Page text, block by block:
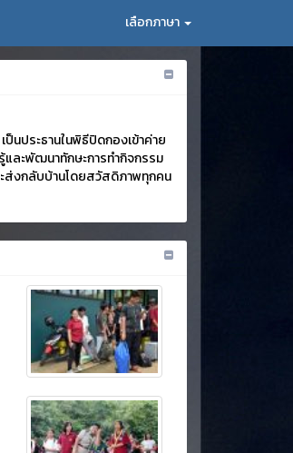
เลือกภาษา
นประธานในพิธีปิดกองเข้าค่าย
และพัฒนาทักษะการทำกิจกรรม
ะส่งกลับบ้านโดยสวัสดิภาพทุกคน